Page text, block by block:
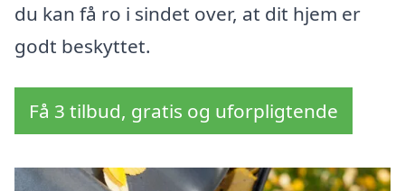
du kan få ro i sindet over, at dit hjem er
godt beskyttet.
Få 3 tilbud, gratis og uforpligtende